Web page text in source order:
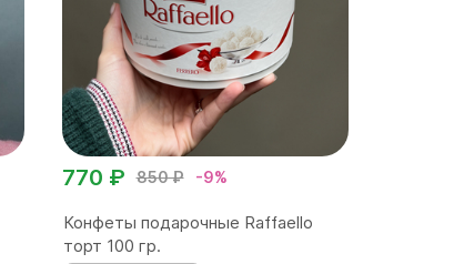
850 ₽ -9%
770 ₽
Конфеты подарочные Raffaello
торт 100 гр.